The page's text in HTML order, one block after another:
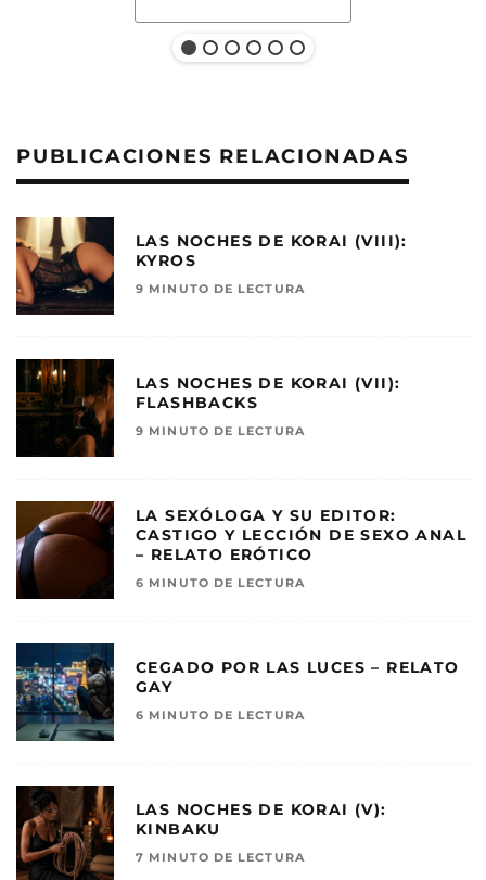
PUBLICACIONES RELACIONADAS
LAS NOCHES DE KORAI (VIII):
KYROS
9 MINUTO DE LECTURA
LAS NOCHES DE KORAI (VII):
FLASHBACKS
9 MINUTO DE LECTURA
LA SEXÓLOGA Y SU EDITOR:
CASTIGO Y LECCIÓN DE SEXO ANAL
– RELATO ERÓTICO
6 MINUTO DE LECTURA
CEGADO POR LAS LUCES – RELATO
GAY
6 MINUTO DE LECTURA
LAS NOCHES DE KORAI (V):
KINBAKU
7 MINUTO DE LECTURA